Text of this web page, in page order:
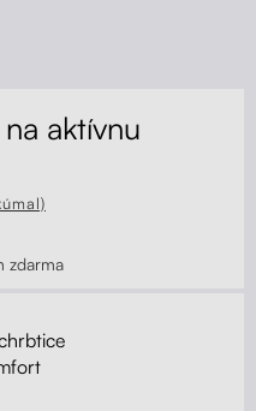
aktívnu
zdarma